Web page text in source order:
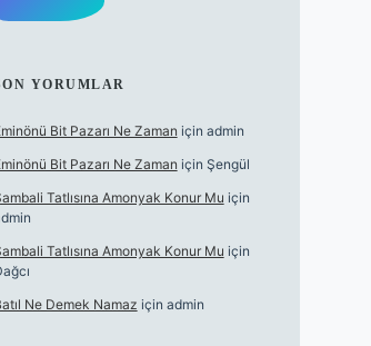
YORUMLAR
Bit Pazarı Ne Zaman için admin
Bit Pazarı Ne Zaman için Şengül
Tatlısına Amonyak Konur Mu için
Tatlısına Amonyak Konur Mu için
Ne Demek Namaz için admin